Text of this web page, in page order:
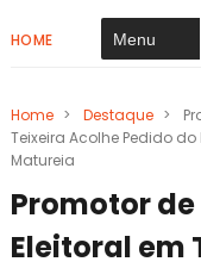
HOME
Home > Destaque >
Teixeira Acolhe Pedido
Matureia
Promotor
Eleitoral em